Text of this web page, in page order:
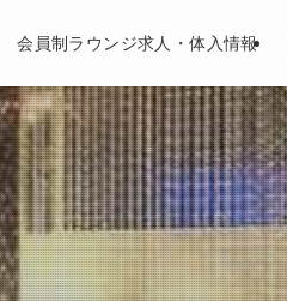
会員制ラウンジ求人・体入情報